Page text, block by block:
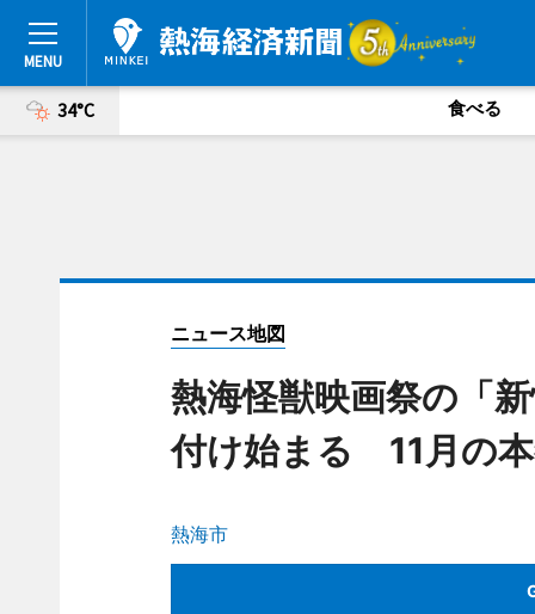
34°C 食べる
ニュース地図
熱海怪獣映画祭の「
付け始まる 11月の
熱海市